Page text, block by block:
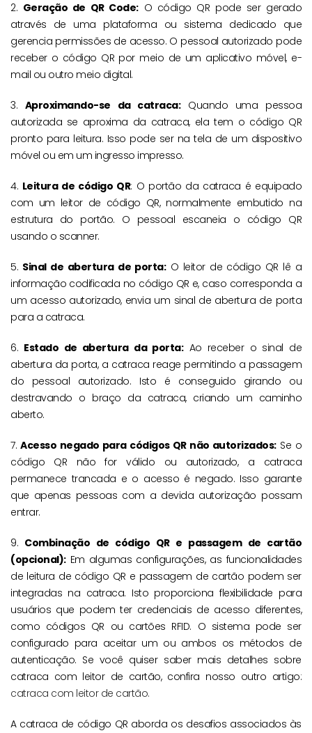
2. Geração de QR Code:O código QR pode ser gerado
através de uma plataforma ou sistema dedicado que
gerencia permissões de acesso. O pessoal autorizado pode
receber o código QR por meio de um aplicativo móvel, e-
mail ou outro meio digital.
3. Aproximando-se da catraca:Quando uma pessoa
autorizada se aproxima da catraca, ela tem o código QR
pronto para leitura. Isso pode ser na tela de um dispositivo
móvel ou em um ingresso impresso.
4. Leitura de código QR: O portão da catraca é equipado
com um leitor de código QR, normalmente embutido na
estrutura do portão. O pessoal escaneia o código QR
usando o scanner.
5. Sinal de abertura de porta:O leitor de código QR lê a
informação codificada no código QR e, caso corresponda a
um acesso autorizado, envia um sinal de abertura de porta
para a catraca.
6. Estado de abertura da porta:Ao receber o sinal de
abertura da porta, a catraca reage permitindo a passagem
do pessoal autorizado. Isto é conseguido girando ou
destravando o braço da catraca, criando um caminho
aberto.
7.Acesso negado para códigos QR não autorizados:Se o
código QR não for válido ou autorizado, a catraca
permanece trancada e o acesso é negado. Isso garante
que apenas pessoas com a devida autorização possam
entrar.
9. Combinação de código QR e passagem de cartão
(opcional):Em algumas configurações, as funcionalidades
de leitura de código QR e passagem de cartão podem ser
integradas na catraca. Isto proporciona flexibilidade para
usuários que podem ter credenciais de acesso diferentes,
como códigos QR ou cartões RFID. O sistema pode ser
configurado para aceitar um ou ambos os métodos de
autenticação. Se você quiser saber mais detalhes sobre
catraca com leitor de cartão, confira nosso outro artigo:
catraca com leitor de cartão.
A catraca de código QR aborda os desafios associados às